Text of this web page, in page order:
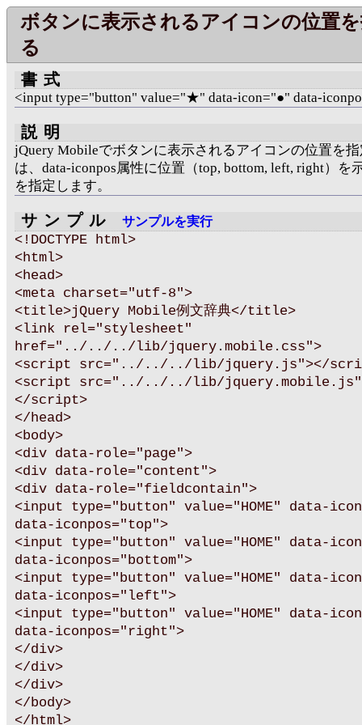
ボタンに表示されるアイコンの位置
る
書式
<input type="button" value="★" data-icon="●" data-
説明
jQuery Mobileでボタンに表示されるアイコンの位置を
は、data-iconpos属性に位置（top, bottom, left, right）を
を指定します。
サンプル サンプルを実行
<!DOCTYPE html>
<html>
<head>
<meta charset="utf-8">
<title>jQuery Mobile例文辞典</title>
<link rel="stylesheet"
href="../../../lib/jquery.mobile.css">
<script src="../../../lib/jquery.js"></
<script src="../../../lib/
</script>
</head>
<body>
<div data-role="page">
<div data-role="content">
<div data-role="fieldcontain">
<input type="button" value="HOME" data-
data-iconpos="top">
<input type="button" value="HOME" data-
data-iconpos="bottom">
<input type="button" value="HOME" data-
data-iconpos="left">
<input type="button" value="HOME" data-
data-iconpos="right">
</div>
</div>
</div>
</body>
</html>